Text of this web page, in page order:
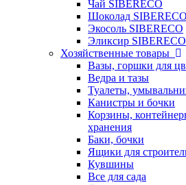
Чай SIBERECO
Шоколад SIBERECO
Экосоль SIBERECO
Эликсир SIBERECO
Хозяйственные товары
Вазы, горшки для
Ведра и тазы
Туалеты,
Канистры и бочки
Корзины,
хранения
Баки, бочки
Ящики для
Кувшины
Все для сада